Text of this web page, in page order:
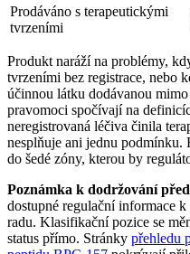
Prodáváno s terapeutickými
tvrzeními
Produkt naráží na problémy,
tvrzeními bez registrace, nebo
účinnou látku dodávanou
pravomoci spočívají na
neregistrovaná léčiva činila
nesplňuje ani jednu podmínku.
do šedé zóny, kterou by
Poznámka k dodržování
dostupné regulační informace
radu. Klasifikační pozice se
status přímo. Stránky přehledu